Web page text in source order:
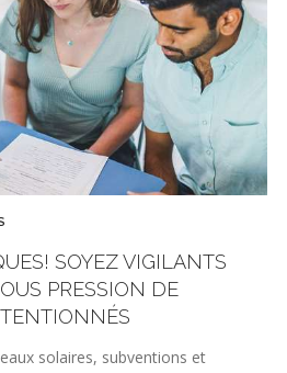
SOYEZ VIGILANTS
PRESSION DE
solaires, subventions et